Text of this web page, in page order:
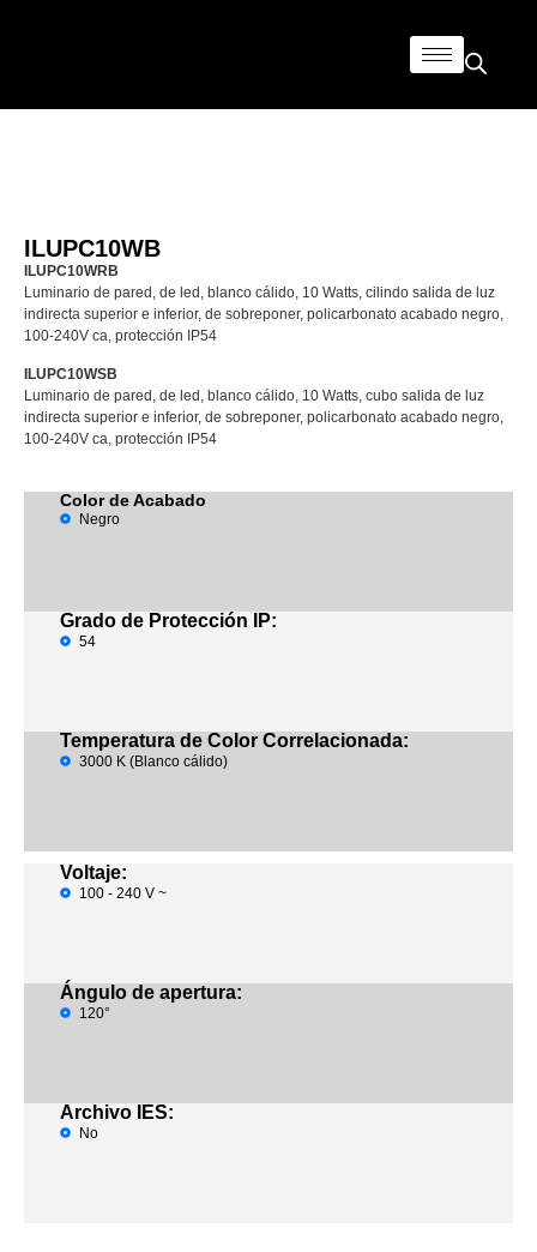
ILUPC10WB
ILUPC10WRB
Luminario de pared, de led, blanco cálido, 10 Watts, cilindo salida de luz
indirecta superior e inferior, de sobreponer, policarbonato acabado negro,
100-240V ca, protección IP54
ILUPC10WSB
Luminario de pared, de led, blanco cálido, 10 Watts, cubo salida de luz
indirecta superior e inferior, de sobreponer, policarbonato acabado negro,
100-240V ca, protección IP54
Color de Acabado
Negro
Grado de Protección IP:
54
Temperatura de Color Correlacionada:
3000 K (Blanco cálido)
Voltaje:
100 - 240 V ~
Ángulo de apertura:
120°
Archivo IES:
No